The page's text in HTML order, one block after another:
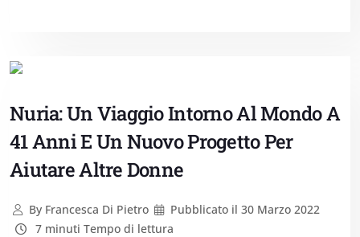
Nuria: Un Viaggio Intorno Al Mondo A
41 Anni E Un Nuovo Progetto Per
Aiutare Altre Donne
ByFrancesca Di Pietro Pubblicato il 30 Marzo 2022
7 minuti Tempo di lettura